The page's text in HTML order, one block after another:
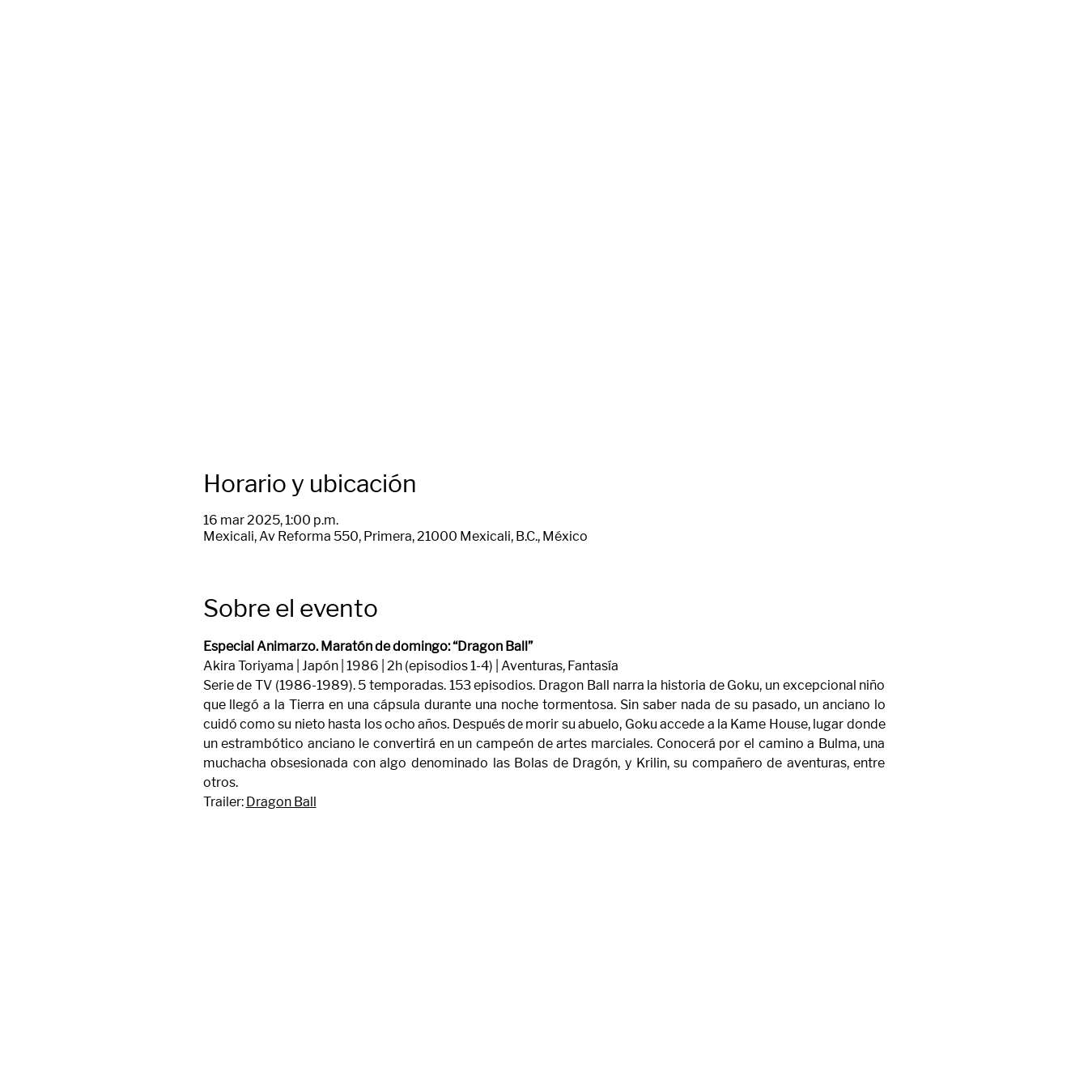
Horario y ubicación
16 mar 2025, 1:00 p.m.
Mexicali, Av Reforma 550, Primera, 21000 Mexicali, B.C., México
Sobre el evento
Especial Animarzo. Maratón de domingo: “Dragon Ball”
Akira Toriyama | Japón | 1986 | 2h (episodios 1-4) | Aventuras, Fantasía
Serie de TV (1986-1989). 5 temporadas. 153 episodios. Dragon Ball narra la historia de Goku, un excepcional niño
que llegó a la Tierra en una cápsula durante una noche tormentosa. Sin saber nada de su pasado, un anciano lo
cuidó como su nieto hasta los ocho años. Después de morir su abuelo, Goku accede a la Kame House, lugar donde
un estrambótico anciano le convertirá en un campeón de artes marciales. Conocerá por el camino a Bulma, una
muchacha obsesionada con algo denominado las Bolas de Dragón, y Krilin, su compañero de aventuras, entre
otros.
Trailer: Dragon Ball